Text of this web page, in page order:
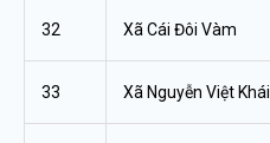
32 Xã Cái Đôi Vàm
33 Xã Nguyễn Việt Khái